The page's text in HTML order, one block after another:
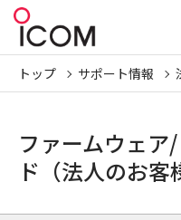
トップ サポート情報
ファームウェア
ド（法人のお客